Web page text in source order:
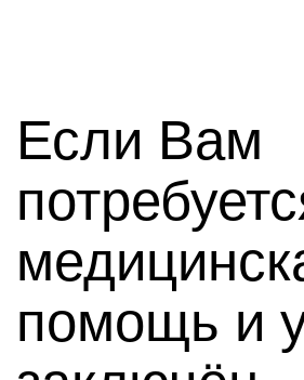
Если Вам
помощь и